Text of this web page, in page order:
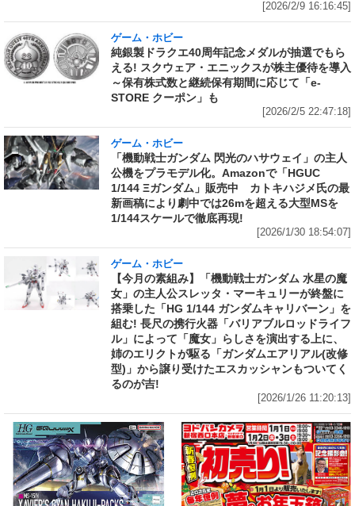
[2026/2/9 16:16:45]
ゲーム・ホビー
純銀製ドラクエ40周年記念メダルが抽選でもら
える! スクウェア・エニックスが株主優待を導入
～保有株式数と継続保有期間に応じて「e-
STORE クーポン」も
[2026/2/5 22:47:18]
ゲーム・ホビー
「機動戦士ガンダム 閃光のハサウェイ」の主人
公機をプラモデル化。Amazonで「HGUC
1/144 Ξガンダム」販売中 カトキハジメ氏の最
新画稿により劇中では26mを超える大型MSを
1/144スケールで徹底再現!
[2026/1/30 18:54:07]
ゲーム・ホビー
【今月の素組み】「機動戦士ガンダム 水星の魔
女」の主人公スレッタ・マーキュリーが終盤に
搭乗した「HG 1/144 ガンダムキャリバーン」を
組む! 長尺の携行火器「バリアブルロッドライフ
ル」によって「魔女」らしさを演出する上に、
姉のエリクトが駆る「ガンダムエアリアル(改修
型)」から譲り受けたエスカッシャンもついてく
るのが吉!
[2026/1/26 11:20:13]